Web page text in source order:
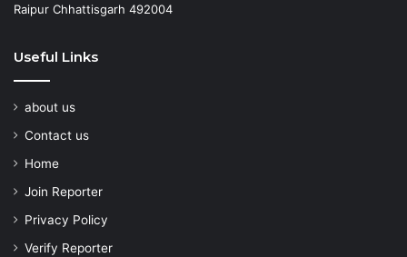
Raipur Chhattisgarh 492004
Useful Links
about us
Contact us
Home
Join Reporter
Privacy Policy
Verify Reporter